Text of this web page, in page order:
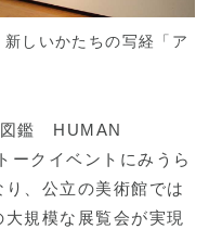
しいかたちの写経「ア
図鑑 HUMAN
ークイベントにみうら
、公立の美術館では
規模な展覧会が実現